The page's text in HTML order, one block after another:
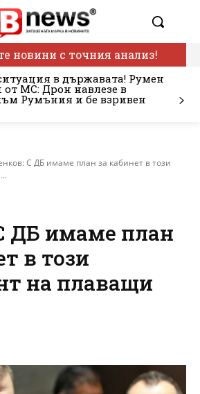
новини с точния анализ!
в държавата! Румен
от МС: Дрон навлезе в
Румъния и бе взривен
С ДБ имаме план за кабинет в този
ДБ имаме план
в този
на плаващи